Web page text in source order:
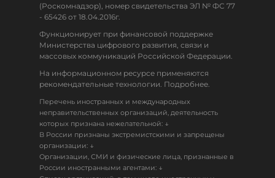
(Роскомнадзор), номер свидетельства ЭЛ № ФС 77
- 65426 от 18.04.2016г.
Функционирует при финансовой поддержке
Министерства цифрового развития, связи и
массовых коммуникаций Российской Федерации.
На информационном ресурсе применяются
рекомендательные технологии. Подробнее.
Перечень иностранных и международных
неправительственных организаций, деятельность
которых признана нежелательной: ↓
В России признаны экстремистскими и запрещены
организации: ↓
Организации, СМИ и физические лица, признанные в
России иностранными агентами: ↓